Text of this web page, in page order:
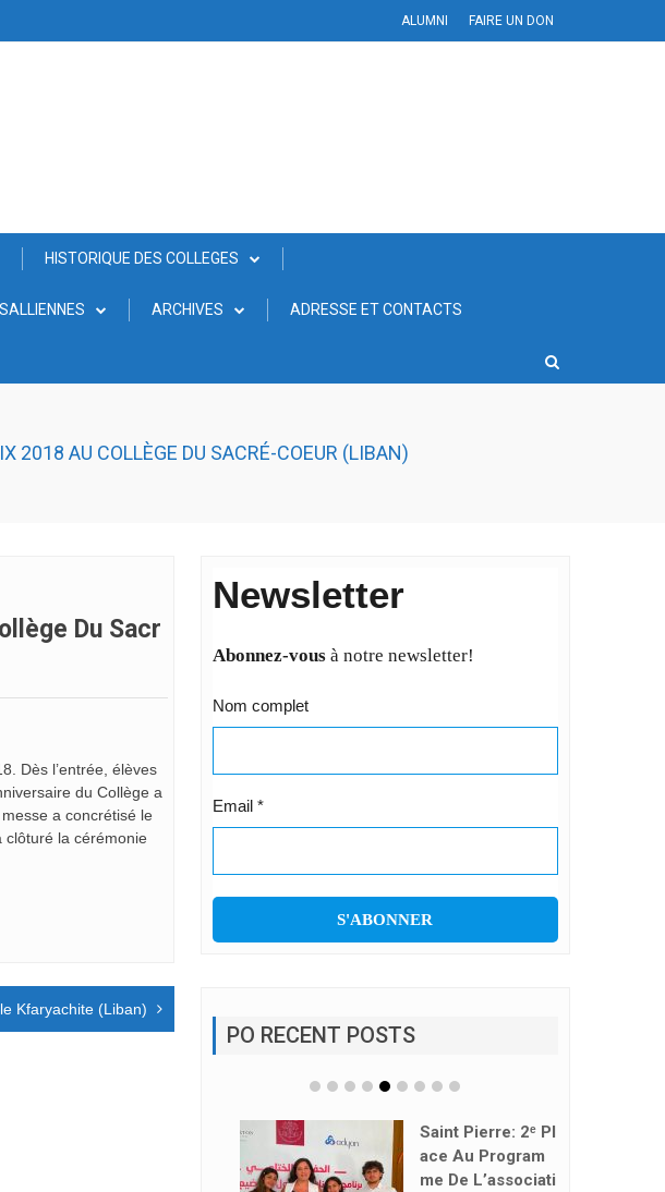
ALUMNI FAIRE UN DON
HISTORIQUE DES COLLEGES
ARCHIVES ADRESSE ET CONTACTS
2018 AU COLLÈGE DU SACRÉ-COEUR (LIBAN)
Du Sacr
Dès l’entrée, élèves
du Collège a
a concrétisé le
la cérémonie
Kfaryachite (Liban)
Newsletter
Abonnez-vousà notre newsletter!
Nom complet
Email *
PO RECENT POSTS
Saint Pierre: 2ᵉ Pl
Ace Au Program
Me De L’associati